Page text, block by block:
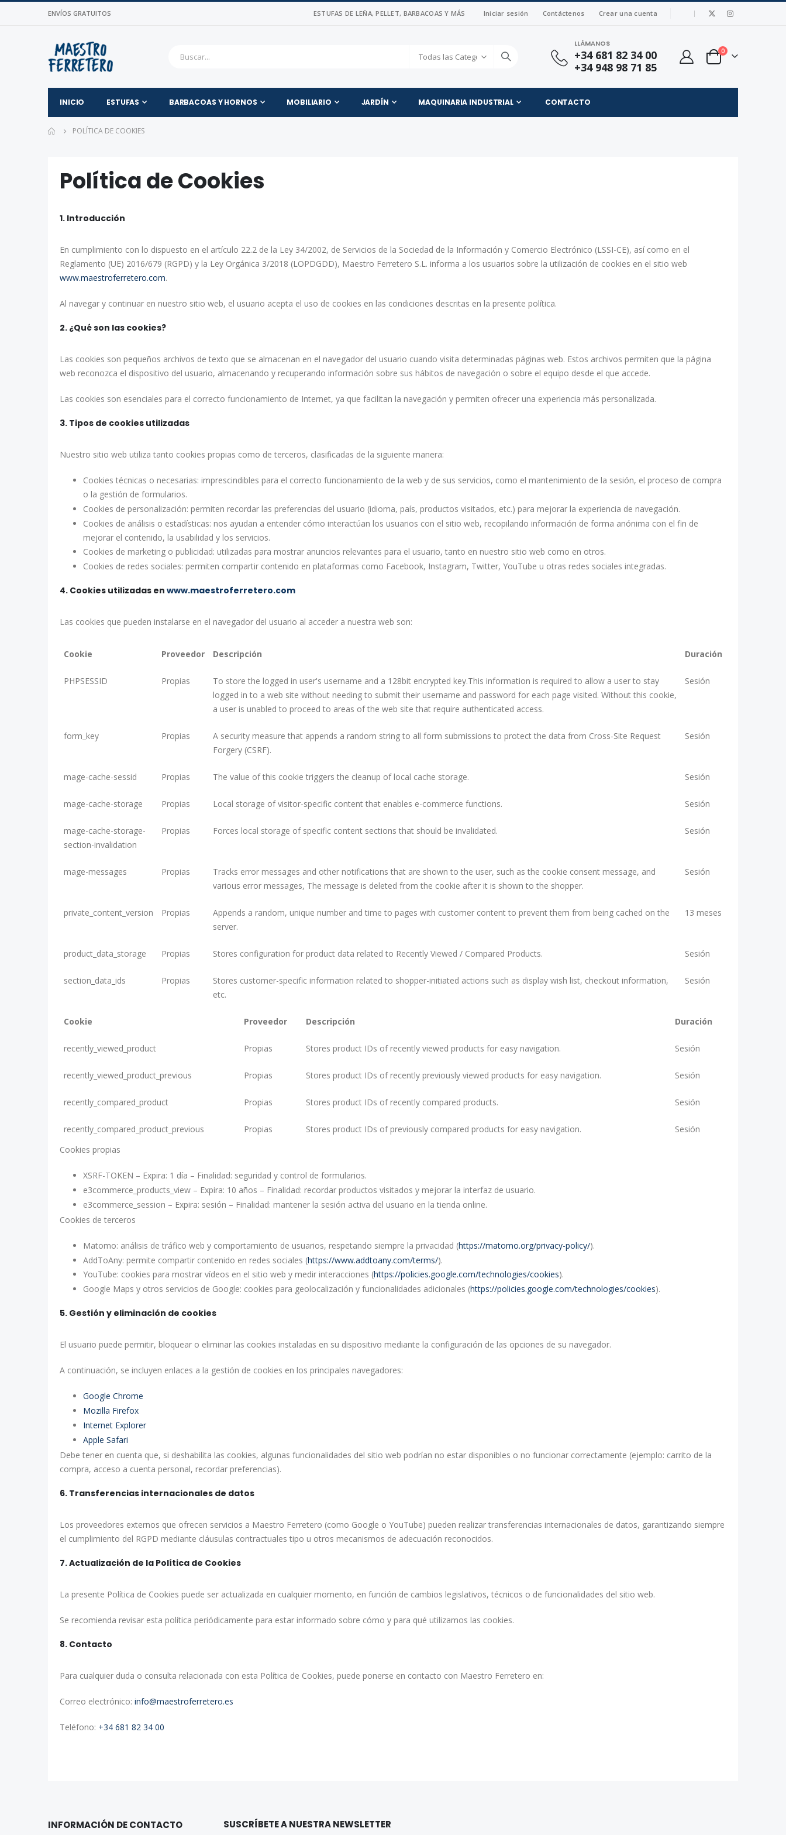
ENVÍOS GRATUITOS ESTUFAS DE LEÑA, PELLET, BARBACOAS Y MÁS Iniciar sesión Contáctenos Crear una cuenta |
LLÁMANOS
+34 681 82 34 00
+34 948 98 71 85
Cart
0artículos
INICIO ESTUFAS BARBACOAS Y HORNOS MOBILIARIO JARDÍN MAQUINARIA INDUSTRIAL CONTACTO
POLÍTICA DE COOKIES
Política de Cookies
1. Introducción
En cumplimiento con lo dispuesto en el artículo 22.2 de la Ley 34/2002, de Servicios de la Sociedad de la Información y Comercio Electrónico (LSSI-CE), así como en el
Reglamento (UE) 2016/679 (RGPD) y la Ley Orgánica 3/2018 (LOPDGDD), Maestro Ferretero S.L. informa a los usuarios sobre la utilización de cookies en el sitio web
www.maestroferretero.com.
Al navegar y continuar en nuestro sitio web, el usuario acepta el uso de cookies en las condiciones descritas en la presente política.
2. ¿Qué son las cookies?
Las cookies son pequeños archivos de texto que se almacenan en el navegador del usuario cuando visita determinadas páginas web. Estos archivos permiten que la página
web reconozca el dispositivo del usuario, almacenando y recuperando información sobre sus hábitos de navegación o sobre el equipo desde el que accede.
Las cookies son esenciales para el correcto funcionamiento de Internet, ya que facilitan la navegación y permiten ofrecer una experiencia más personalizada.
3. Tipos de cookies utilizadas
Nuestro sitio web utiliza tanto cookies propias como de terceros, clasificadas de la siguiente manera:
Cookies técnicas o necesarias: imprescindibles para el correcto funcionamiento de la web y de sus servicios, como el mantenimiento de la sesión, el proceso de compra
o la gestión de formularios.
Cookies de personalización: permiten recordar las preferencias del usuario (idioma, país, productos visitados, etc.) para mejorar la experiencia de navegación.
Cookies de análisis o estadísticas: nos ayudan a entender cómo interactúan los usuarios con el sitio web, recopilando información de forma anónima con el fin de
mejorar el contenido, la usabilidad y los servicios.
Cookies de marketing o publicidad: utilizadas para mostrar anuncios relevantes para el usuario, tanto en nuestro sitio web como en otros.
Cookies de redes sociales: permiten compartir contenido en plataformas como Facebook, Instagram, Twitter, YouTube u otras redes sociales integradas.
4. Cookies utilizadas en www.maestroferretero.com
Las cookies que pueden instalarse en el navegador del usuario al acceder a nuestra web son:
o
Cookie Proveedor Descripción Duración
PHPSESSID Propias
To store the logged in user's username and a 128bit encrypted key.This information is required to allow a user to stay
logged in to a web site without needing to submit their username and password for each page visited. Without this cookie,
a user is unabled to proceed to areas of the web site that require authenticated access.
Sesión
form_key Propias
A security measure that appends a random string to all form submissions to protect the data from Cross-Site Request
Forgery (CSRF).
Sesión
mage-cache-sessid Propias The value of this cookie triggers the cleanup of local cache storage. Sesión
mage-cache-storage Propias Local storage of visitor-specific content that enables e-commerce functions. Sesión
mage-cache-storage-
section-invalidation
Propias Forces local storage of specific content sections that should be invalidated. Sesión
mage-messages Propias
Tracks error messages and other notifications that are shown to the user, such as the cookie consent message, and
various error messages, The message is deleted from the cookie after it is shown to the shopper.
Sesión
private_content_version Propias
Appends a random, unique number and time to pages with customer content to prevent them from being cached on the
server.
13 meses
product_data_storage Propias Stores configuration for product data related to Recently Viewed / Compared Products. Sesión
section_data_ids Propias
Stores customer-specific information related to shopper-initiated actions such as display wish list, checkout information,
etc.
Sesión
o
s
Cookie Proveedor Descripción Duración
recently_viewed_product Propias Stores product IDs of recently viewed products for easy navigation. Sesión
recently_viewed_product_previous Propias Stores product IDs of recently previously viewed products for easy navigation. Sesión
recently_compared_product Propias Stores product IDs of recently compared products. Sesión
recently_compared_product_previous Propias Stores product IDs of previously compared products for easy navigation.
Sesión
Cookies propias
XSRF-TOKEN – Expira: 1 día – Finalidad: seguridad y control de formularios.
e3commerce_products_view – Expira: 10 años – Finalidad: recordar productos visitados y mejorar la interfaz de usuario.
e3commerce_session – Expira: sesión – Finalidad: mantener la sesión activa del usuario en la tienda online.
Cookies de terceros
Matomo: análisis de tráfico web y comportamiento de usuarios, respetando siempre la privacidad (https://matomo.org/privacy-policy/).
AddToAny: permite compartir contenido en redes sociales (https://www.addtoany.com/terms/).
YouTube: cookies para mostrar vídeos en el sitio web y medir interacciones (https://policies.google.com/technologies/cookies).
Google Maps y otros servicios de Google: cookies para geolocalización y funcionalidades adicionales (https://policies.google.com/technologies/cookies).
5. Gestión y eliminación de cookies
El usuario puede permitir, bloquear o eliminar las cookies instaladas en su dispositivo mediante la configuración de las opciones de su navegador.
A continuación, se incluyen enlaces a la gestión de cookies en los principales navegadores:
Google Chrome
Mozilla Firefox
Internet Explorer
Apple Safari
Debe tener en cuenta que, si deshabilita las cookies, algunas funcionalidades del sitio web podrían no estar disponibles o no funcionar correctamente (ejemplo: carrito de la
compra, acceso a cuenta personal, recordar preferencias).
6. Transferencias internacionales de datos
Los proveedores externos que ofrecen servicios a Maestro Ferretero (como Google o YouTube) pueden realizar transferencias internacionales de datos, garantizando siempre
el cumplimiento del RGPD mediante cláusulas contractuales tipo u otros mecanismos de adecuación reconocidos.
7. Actualización de la Política de Cookies
La presente Política de Cookies puede ser actualizada en cualquier momento, en función de cambios legislativos, técnicos o de funcionalidades del sitio web.
Se recomienda revisar esta política periódicamente para estar informado sobre cómo y para qué utilizamos las cookies.
8. Contacto
Para cualquier duda o consulta relacionada con esta Política de Cookies, puede ponerse en contacto con Maestro Ferretero en:
Correo electrónico: info@maestroferretero.es
Teléfono: +34 681 82 34 00
INFORMACIÓN DE CONTACTO SUSCRÍBETE A NUESTRA NEWSLETTER